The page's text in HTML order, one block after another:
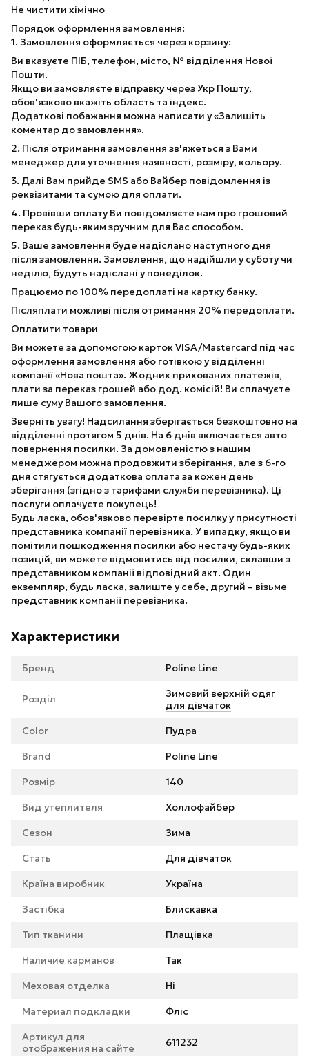
Не чистити хімічно
Порядок оформлення замовлення:
1. Замовлення оформляється через корзину:
Ви вказуєте ПІБ, телефон, місто, № відділення Нової
Пошти.
Якщо ви замовляєте відправку через Укр Пошту,
обов'язково вкажіть область та індекс.
Додаткові побажання можна написати у «Залишіть
коментар до замовлення».
2. Після отримання замовлення зв'яжеться з Вами
менеджер для уточнення наявності, розміру, кольору.
3. Далі Вам прийде SMS або Вайбер повідомлення із
реквізитами та сумою для оплати.
4. Провівши оплату Ви повідомляєте нам про грошовий
переказ будь-яким зручним для Вас способом.
5. Ваше замовлення буде надіслано наступного дня
після замовлення. Замовлення, що надійшли у суботу чи
неділю, будуть надіслані у понеділок.
Працюємо по 100% передоплаті на картку банку.
Післяплати можливі після отримання 20% передоплати.
Оплатити товари
Ви можете за допомогою карток VISA/Mastercard під час
оформлення замовлення або готівкою у відділенні
компанії «Нова пошта». Жодних прихованих платежів,
плати за переказ грошей або дод. комісій! Ви сплачуєте
лише суму Вашого замовлення.
Зверніть увагу! Надсилання зберігається безкоштовно на
відділенні протягом 5 днів. На 6 днів включається авто
повернення посилки. За домовленістю з нашим
менеджером можна продовжити зберігання, але з 6-го
дня стягується додаткова оплата за кожен день
зберігання (згідно з тарифами служби перевізника). Ці
послуги оплачуєте покупець!
Будь ласка, обов'язково перевірте посилку у присутності
представника компанії перевізника. У випадку, якщо ви
помітили пошкодження посилки або нестачу будь-яких
позицій, ви можете відмовитись від посилки, склавши з
представником компанії відповідний акт. Один
екземпляр, будь ласка, залиште у себе, другий – візьме
представник компанії перевізника.
Характеристики
Бренд Poline Line
Розділ
Зимовий верхній одяг
для дівчаток
Color Пудра
Brand Poline Line
Розмір 140
Вид утеплителя Холлофайбер
Сезон Зима
Стать Для дівчаток
Країна виробник Україна
Застібка Блискавка
Тип тканини Плащівка
Наличие карманов Так
Меховая отделка Ні
Материал подкладки Фліс
Артикул для
отображения на сайте
611232